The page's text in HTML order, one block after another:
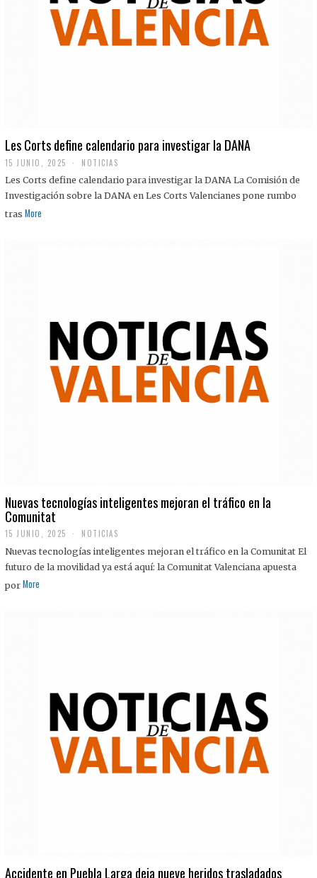
Les Corts define calendario para investigar la DANA
15 JUNIO, 2025 NOTICIAS
Les Corts define calendario para investigar la DANA La Comisión de
Investigación sobre la DANA en Les Corts Valencianes pone rumbo
tras More
Nuevas tecnologías inteligentes mejoran el tráfico en la
Comunitat
15 JUNIO, 2025 NOTICIAS
Nuevas tecnologías inteligentes mejoran el tráfico en la Comunitat El
futuro de la movilidad ya está aquí: la Comunitat Valenciana apuesta
por More
Accidente en Puebla Larga deja nueve heridos trasladados